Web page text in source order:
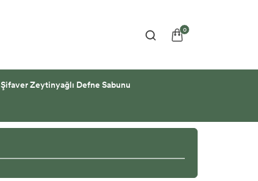
0
Şifaver Zeytinyağlı Defne Sabunu